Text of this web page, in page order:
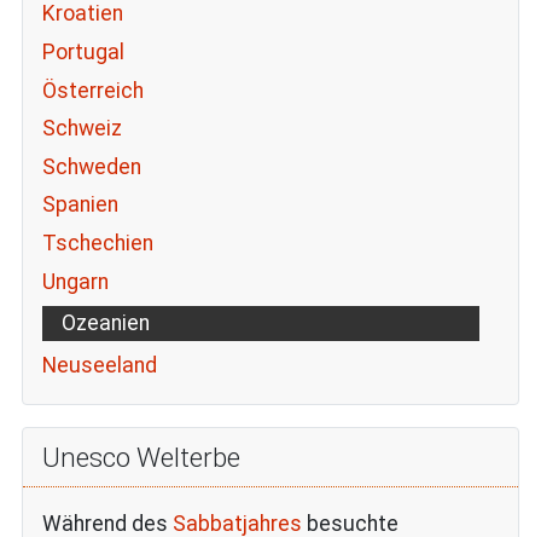
Kroatien
Portugal
Österreich
Schweiz
Schweden
Spanien
Tschechien
Ungarn
Ozeanien
Neuseeland
Unesco Welterbe
Während des Sabbatjahres besuchte